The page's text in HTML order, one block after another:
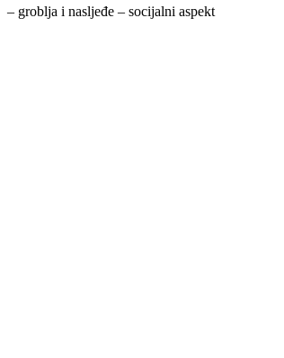
– groblja i nasljeđe – socijalni aspekt